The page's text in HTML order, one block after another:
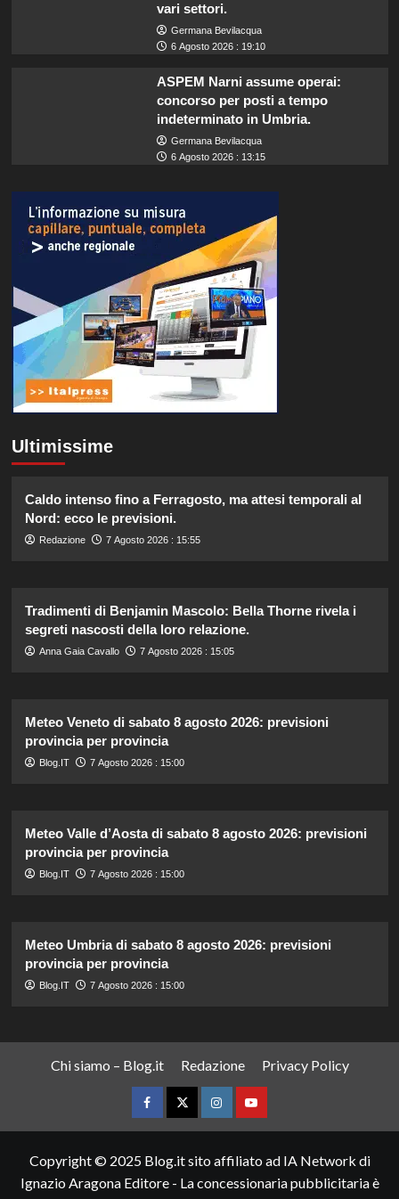
vari settori.
Germana Bevilacqua
6 Agosto 2026 : 19:10
ASPEM Narni assume operai:
concorso per posti a tempo
indeterminato in Umbria.
Germana Bevilacqua
6 Agosto 2026 : 13:15
Ultimissime
Caldo intenso fino a Ferragosto, ma attesi temporali al
Nord: ecco le previsioni.
Redazione 7 Agosto 2026 : 15:55
Tradimenti di Benjamin Mascolo: Bella Thorne rivela i
segreti nascosti della loro relazione.
Anna Gaia Cavallo 7 Agosto 2026 : 15:05
Meteo Veneto di sabato 8 agosto 2026: previsioni
provincia per provincia
Blog.IT 7 Agosto 2026 : 15:00
Meteo Valle d’Aosta di sabato 8 agosto 2026: previsioni
provincia per provincia
Blog.IT 7 Agosto 2026 : 15:00
Meteo Umbria di sabato 8 agosto 2026: previsioni
provincia per provincia
Blog.IT 7 Agosto 2026 : 15:00
Chi siamo – Blog.it Redazione Privacy Policy
FacebookTwitterInstagramYouTube
Copyright © 2025 Blog.it sito affiliato ad IA Network di
Ignazio Aragona Editore - La concessionaria pubblicitaria è